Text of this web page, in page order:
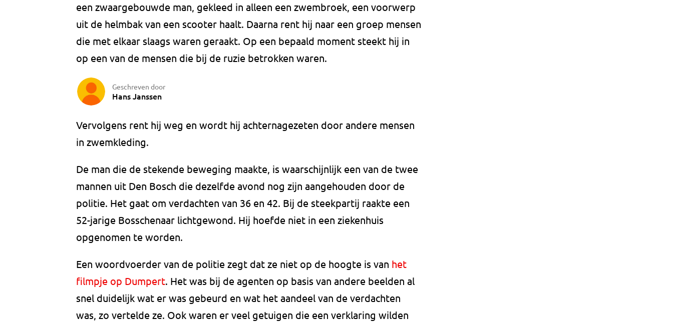
een zwaargebouwde man, gekleed in alleen een zwembroek, een voorwerp
uit de helmbak van een scooter haalt. Daarna rent hij naar een groep mensen
die met elkaar slaags waren geraakt. Op een bepaald moment steekt hij in
op een van de mensen die bij de ruzie betrokken waren.
Geschreven door
Hans Janssen
Vervolgens rent hij weg en wordt hij achternagezeten door andere mensen
in zwemkleding.
De man die de stekende beweging maakte, is waarschijnlijk een van de twee
mannen uit Den Bosch die dezelfde avond nog zijn aangehouden door de
politie. Het gaat om verdachten van 36 en 42. Bij de steekpartij raakte een
52-jarige Bosschenaar lichtgewond. Hij hoefde niet in een ziekenhuis
opgenomen te worden.
Een woordvoerder van de politie zegt dat ze niet op de hoogte is van het
filmpje op Dumpert. Het was bij de agenten op basis van andere beelden al
snel duidelijk wat er was gebeurd en wat het aandeel van de verdachten
was, zo vertelde ze. Ook waren er veel getuigen die een verklaring wilden